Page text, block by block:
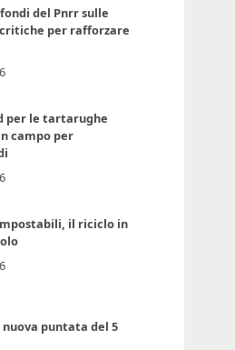
del Pnrr sulle
per rafforzare
per le tartarughe
campo per
il riciclo in
puntata del 5